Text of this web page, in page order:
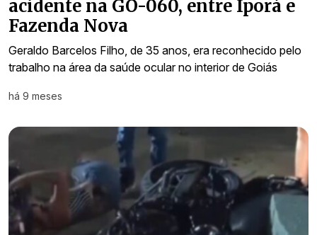
acidente na GO-060, entre Iporá e
Fazenda Nova
Geraldo Barcelos Filho, de 35 anos, era reconhecido pelo
trabalho na área da saúde ocular no interior de Goiás
há 9 meses